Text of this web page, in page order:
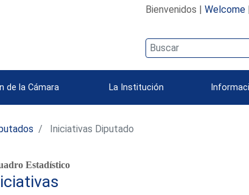
Bienvenidos | Welcome|
de la Cámara La Institución
Iniciativas Diputado
Estadístico